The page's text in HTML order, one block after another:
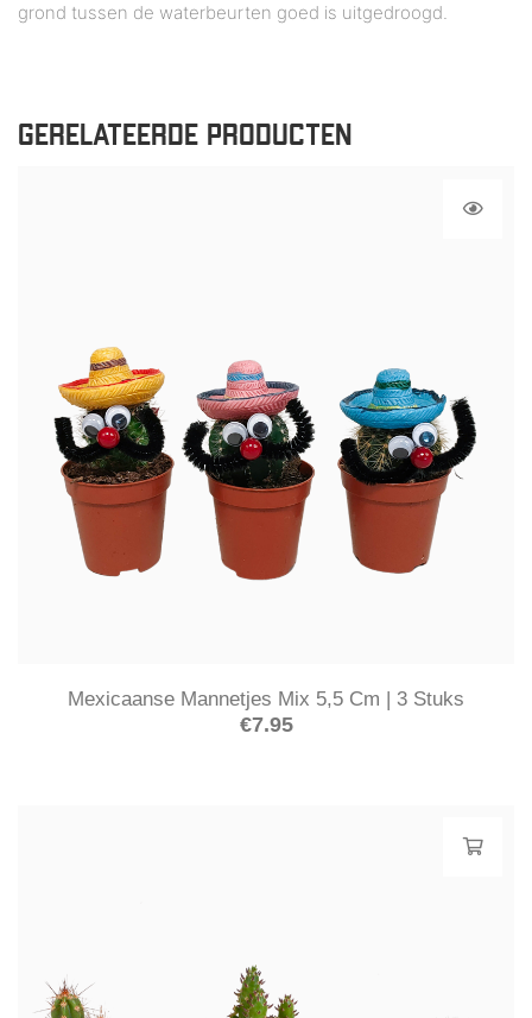
grond tussen de waterbeurten goed is uitgedroogd.
GERELATEERDE PRODUCTEN
Mexicaanse Mannetjes Mix 5,5 Cm | 3 Stuks
€7.95